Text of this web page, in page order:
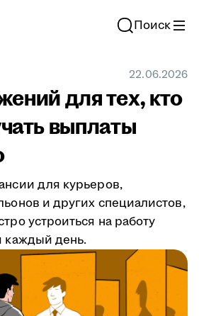
Поиск
22.06.2026
для тех, кто
выплаты
для курьеров,
и других специалистов,
устроиться на работу
каждый день.